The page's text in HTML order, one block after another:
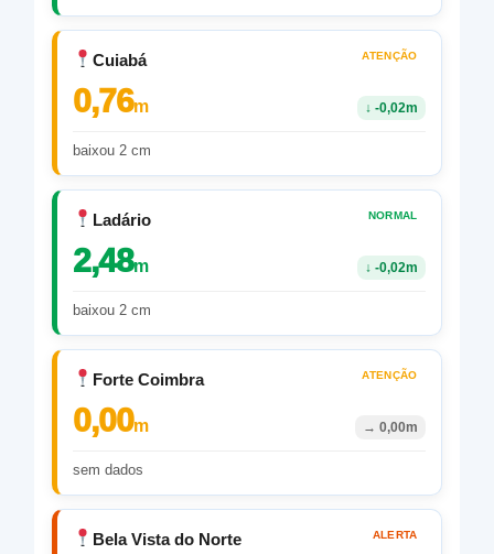
Cuiabá ATENÇÃO
0,76m ↓ -0,02m
baixou 2 cm
Ladário NORMAL
2,48m ↓ -0,02m
baixou 2 cm
Forte Coimbra ATENÇÃO
0,00m → 0,00m
sem dados
Bela Vista do Norte ALERTA